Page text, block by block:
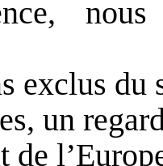
exclus du
un
de